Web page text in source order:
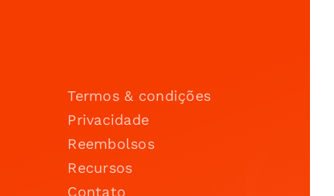
Termos & condições
Privacidade
Reembolsos
Recursos
Contato